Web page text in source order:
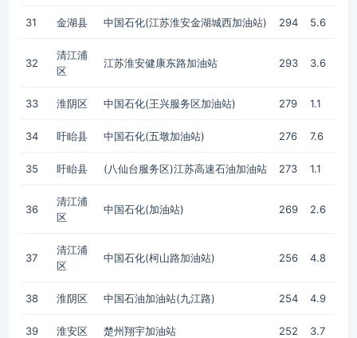
31 金湖县 中国石化(江苏淮安金湖城西加油站) 294 5.6
32
清江浦
区
江苏淮安健康东路加油站 293 3.6
33 淮阴区 中国石化(王兴服务区加油站) 279 1.1
34 盱眙县 中国石化(五墩加油站) 276 7.6
35 盱眙县 (八仙台服务区)江苏高速石油加油站 273 1.1
36
清江浦
区
中国石化(加油站) 269 2.6
37
清江浦
区
中国石化(柯山路加油站) 256 4.8
38 淮阴区 中国石油加油站(九江路) 254 4.9
39 淮安区 楚州翔宇加油站 252 3.7